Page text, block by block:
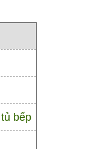
bếp